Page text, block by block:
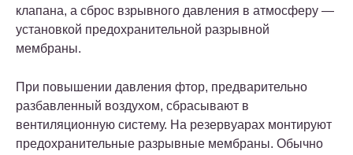
клапана, а сброс взрывного давления в атмосферу —
установкой предохранительной разрывной
мембраны.
При повышении давления фтор, предварительно
разбавленный воздухом, сбрасывают в
вентиляционную систему. На резервуарах монтируют
предохранительные разрывные мембраны. Обычно